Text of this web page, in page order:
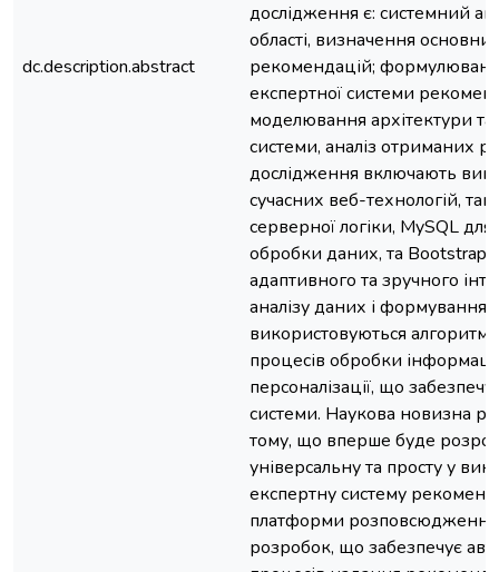
dc.description.abstract
дослідження є: системний
області, визначення
рекомендацій;
експертної системи
моделювання архітектури
системи, аналіз отриманих
дослідження включають
сучасних веб-технологій,
серверної логіки, MySQL для
обробки даних, та Bootstrap
адаптивного та зручного
аналізу даних і формування
використовуються
процесів обробки
персоналізації, що
системи. Наукова новизна
тому, що вперше буде
універсальну та просту у
експертну систему
платформи розповсюдження
розробок, що забезпечує